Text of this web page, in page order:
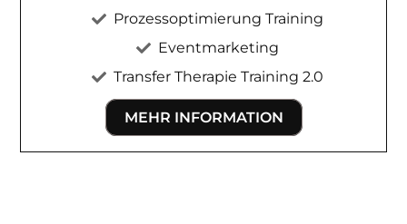
Prozessoptimierung Training
Eventmarketing
Transfer Therapie Training 2.0
MEHR INFORMATION